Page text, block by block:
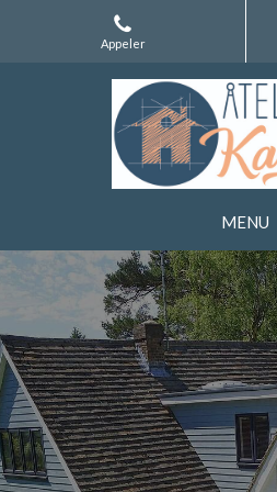
Appeler
MENU
Permis de